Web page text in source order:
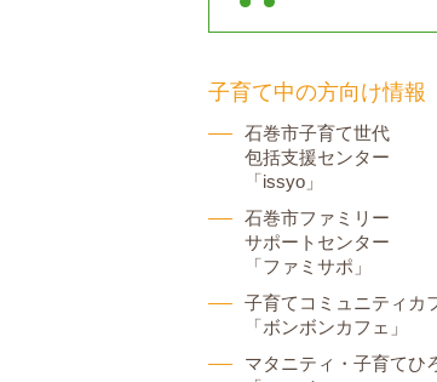
子育て中の方向け情報
石巻市子育て世代
包括支援センター
「issyo」
石巻市ファミリー
サポートセンター
「ファミサポ」
子育てコミュニティカ
「ボンボンカフェ」
マタニティ・子育てひ